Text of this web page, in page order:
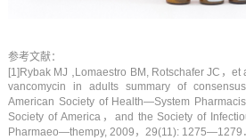
参考文献：
[1]Rybak MJ
Lomaestro BM, Rotschafer JC，
vancomycin in adults summary of
American Society of Health—System
Society of America，and the Society of
Pharmaeo—thempy, 2009，29(11): 1275—1279．